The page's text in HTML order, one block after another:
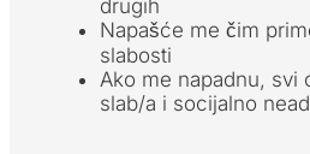
drugih
Napašće me čim
slabosti
Ako me napadnu, svi
slab/a i socijalno